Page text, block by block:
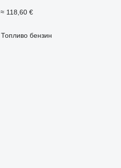
≈ 118,60 €
Топливо бензин